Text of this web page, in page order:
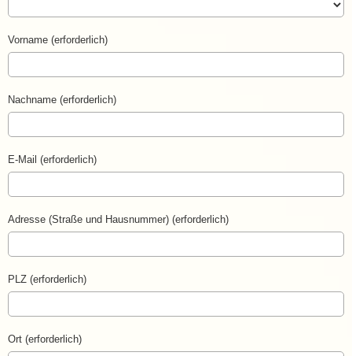
Vorname (erforderlich)
Nachname (erforderlich)
E-Mail (erforderlich)
Adresse (Straße und Hausnummer) (erforderlich)
PLZ (erforderlich)
Ort (erforderlich)